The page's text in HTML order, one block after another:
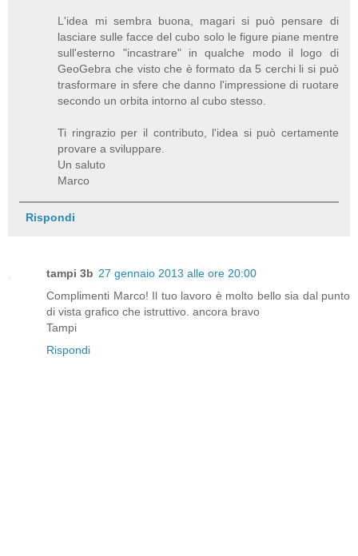
L'idea mi sembra buona, magari si può pensare di
lasciare sulle facce del cubo solo le figure piane mentre
sull'esterno "incastrare" in qualche modo il logo di
GeoGebra che visto che è formato da 5 cerchi li si può
trasformare in sfere che danno l'impressione di ruotare
secondo un orbita intorno al cubo stesso.
Ti ringrazio per il contributo, l'idea si può certamente
provare a sviluppare.
Un saluto
Marco
Rispondi
tampi 3b 27 gennaio 2013 alle ore 20:00
Complimenti Marco! Il tuo lavoro è molto bello sia dal punto
di vista grafico che istruttivo. ancora bravo
Tampi
Rispondi